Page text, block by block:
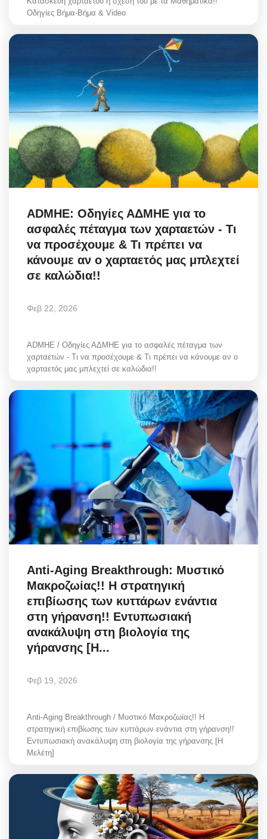
Οδηγίες Βήμα-Βήμα & Video
ADMHE: Οδηγίες ΑΔΜΗΕ για το
ασφαλές πέταγμα των χαρταετών - Τι
να προσέχουμε & Τι πρέπει να
κάνουμε αν ο χαρταετός μας μπλεχτεί
σε καλώδια!!
Φεβ 22, 2026
ADMHE / Οδηγίες ΑΔΜΗΕ για το ασφαλές πέταγμα των
χαρταετών - Τι να προσέχουμε & Τι πρέπει να κάνουμε αν ο
χαρταετός μας μπλεχτεί σε καλώδια!!
Anti-Aging Breakthrough: Μυστικό
Μακροζωίας!! Η στρατηγική
επιβίωσης των κυττάρων ενάντια
στη γήρανση!! Εντυπωσιακή
ανακάλυψη στη βιολογία της
γήρανσης [Η...
Φεβ 19, 2026
Anti-Aging Breakthrough / Μυστικό Μακροζωίας!! Η
στρατηγική επιβίωσης των κυττάρων ενάντια στη γήρανση!!
Εντυπωσιακή ανακάλυψη στη βιολογία της γήρανσης [Η
Μελέτη]